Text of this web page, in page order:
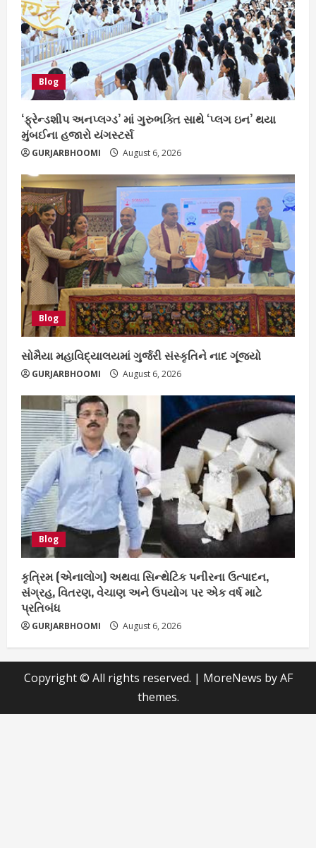
Blog
‘ફ્રેન્ડશીપ અનપ્લગ્ડ’ માં ગુરુભક્તિ સાથે ‘પ્લગ ઇન’ થયા
મુંબઈના હજારો યંગસ્ટર્સ
GURJARBHOOMI August 6, 2026
Blog
સોમૈયા મહાવિદ્યાલયમાં ગુર્જરી સંસ્કૃતિને નાદ ગૂંજ્યો
GURJARBHOOMI August 6, 2026
Blog
કૃત્રિમ (એનાલોગ) અથવા સિન્થેટિક પનીરના ઉત્પાદન,
સંગ્રહ, વિતરણ, વેચાણ અને ઉપયોગ પર એક વર્ષ માટે
પ્રતિબંધ
GURJARBHOOMI August 6, 2026
Copyright © All rights reserved. | MoreNews by AF
themes.